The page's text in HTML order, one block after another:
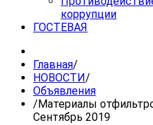
коррупции
ГОСТЕВАЯ
Главная/
НОВОСТИ/
Объявления
/ Материалы
Сентябрь 2019